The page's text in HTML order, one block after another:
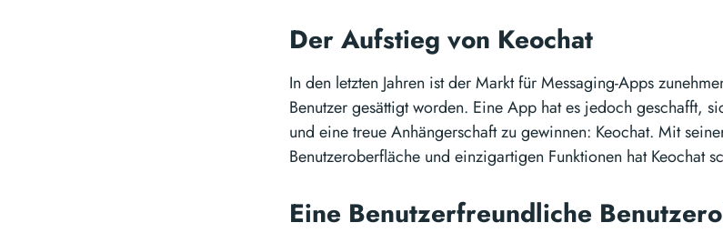
Der Aufstieg von Keochat
In den letzten Jahren ist der Markt für Messaging-Apps
Benutzer gesättigt worden. Eine App hat es jedoch geschafft,
und eine treue Anhängerschaft zu gewinnen: Keochat. Mit
Benutzeroberfläche und einzigartigen Funktionen hat Keochat
Eine Benutzerfreundliche